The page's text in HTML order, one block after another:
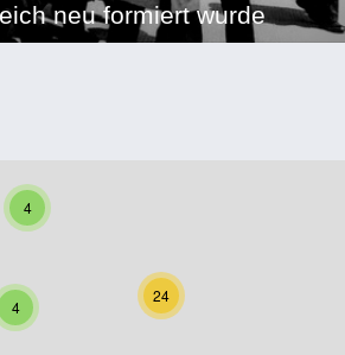
neu formiert wurde
4
4
24